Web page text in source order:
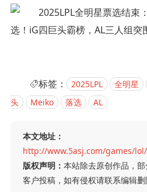
标签： 2025LPL 全明星
头
Meiko 落选 AL
本文地址：
http://www.5asj.com/games/
版权声明： 本站除去原创作品，
客户投稿，如有侵权请联系编辑删